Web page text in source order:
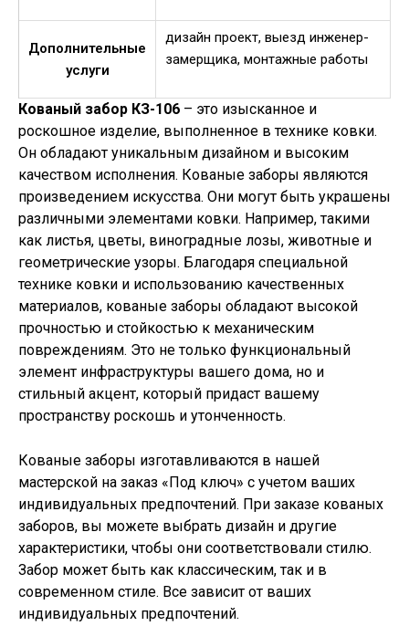
Дополнительные
услуги
дизайн проект, выезд инженер-
замерщика, монтажные работы
Кованый забор КЗ-106 – это изысканное и
роскошное изделие, выполненное в технике ковки.
Он обладают уникальным дизайном и высоким
качеством исполнения. Кованые заборы являются
произведением искусства. Они могут быть украшены
различными элементами ковки. Например, такими
как листья, цветы, виноградные лозы, животные и
геометрические узоры. Благодаря специальной
технике ковки и использованию качественных
материалов, кованые заборы обладают высокой
прочностью и стойкостью к механическим
повреждениям. Это не только функциональный
элемент инфраструктуры вашего дома, но и
стильный акцент, который придаст вашему
пространству роскошь и утонченность.
Кованые заборы изготавливаются в нашей
мастерской на заказ «Под ключ» с учетом ваших
индивидуальных предпочтений. При заказе кованых
заборов, вы можете выбрать дизайн и другие
характеристики, чтобы они соответствовали стилю.
Забор может быть как классическим, так и в
современном стиле. Все зависит от ваших
индивидуальных предпочтений.